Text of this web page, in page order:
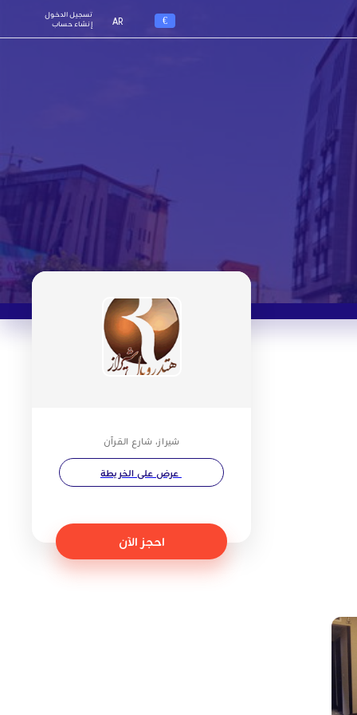
€
AR
تسجيل الدخول
إنشاء حساب
شيراز، شارع القرآن
عرض على الخريطة
احجز الآن